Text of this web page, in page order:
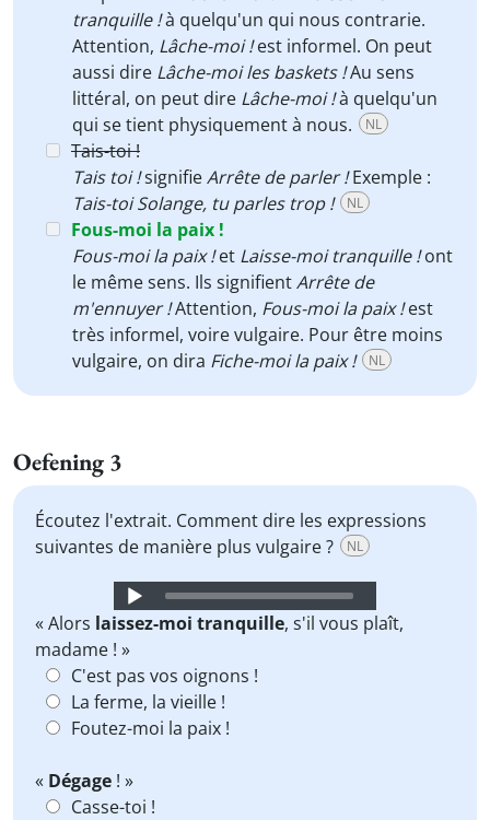
tranquille !à quelqu'un qui nous contrarie.
Attention, Lâche-moi !est informel. On peut
aussi dire Lâche-moi les baskets !Au sens
littéral, on peut dire Lâche-moi !à quelqu'un
qui se tient physiquement à nous.
NL
Tais-toi !
Tais toi !signifieArrête de parler !Exemple :
Tais-toi Solange, tu parles trop !
NL
Fous-moi la paix !
Fous-moi la paix !et Laisse-moi tranquille !ont
le même sens. Ils signifientArrête de
m'ennuyer !Attention, Fous-moi la paix !est
très informel, voire vulgaire. Pour être moins
vulgaire, on dira Fiche-moi la paix ! NL
Oefening 3
Écoutez l'extrait. Comment dire les expressions
suivantes de manière plus vulgaire ?
NL
Audio
Player
« Alors laissez-moi tranquille, s'il vous plaît,
madame ! »
C'est pas vos oignons !
La ferme, la vieille !
Foutez-moi la paix !
« Dégage ! »
Casse-toi !